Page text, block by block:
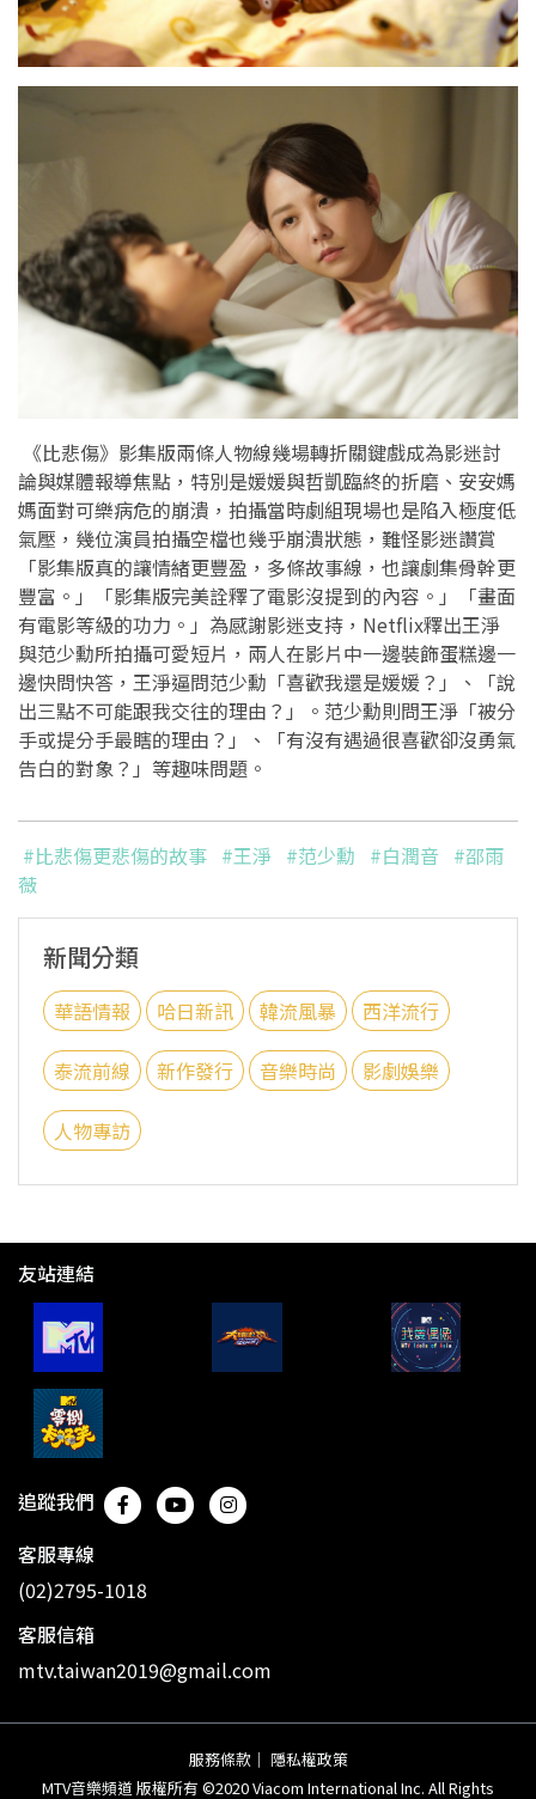
《比悲傷》影集版兩條人物線幾場轉折關鍵戲成為影迷討
論與媒體報導焦點，特別是媛媛與哲凱臨終的折磨、安安媽
媽面對可樂病危的崩潰，拍攝當時劇組現場也是陷入極度低
氣壓，幾位演員拍攝空檔也幾乎崩潰狀態，難怪影迷讚賞
「影集版真的讓情緒更豐盈，多條故事線，也讓劇集骨幹更
豐富。」「影集版完美詮釋了電影沒提到的內容。」「畫面
有電影等級的功力。」為感謝影迷支持，Netflix釋出王淨
與范少勳所拍攝可愛短片，兩人在影片中一邊裝飾蛋糕邊一
邊快問快答，王淨逼問范少勳「喜歡我還是媛媛？」、「說
出三點不可能跟我交往的理由？」。范少勳則問王淨「被分
手或提分手最瞎的理由？」、「有沒有遇過很喜歡卻沒勇氣
告白的對象？」等趣味問題。
#比悲傷更悲傷的故事 #王淨 #范少勳 #白潤音 #邵雨
薇
新聞分類
華語情報 哈日新訊 韓流風暴 西洋流行
泰流前線 新作發行 音樂時尚 影劇娛樂
人物專訪
友站連結
追蹤我們
客服專線
(02)2795-1018
客服信箱
mtv.taiwan2019@gmail.com
服務條款 ｜ 隱私權政策
MTV音樂頻道 版權所有 ©2020 Viacom International Inc. All Rights